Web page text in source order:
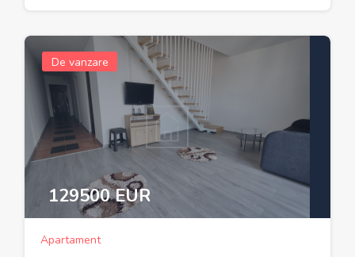
De vanzare
129500 EUR
Apartament